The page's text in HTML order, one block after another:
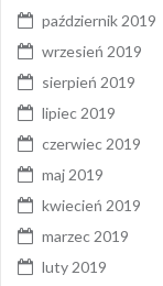
październik 2019
wrzesień 2019
sierpień 2019
lipiec 2019
czerwiec 2019
maj 2019
kwiecień 2019
marzec 2019
luty 2019